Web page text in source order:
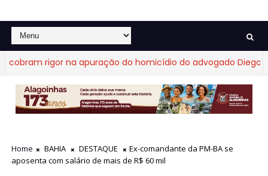
rigor na apuração do homicídio do advogado Diego
Home BAHIA DESTAQUE
Ex-comandante da PM-BA se
aposenta com salário de mais de R$ 60 mil